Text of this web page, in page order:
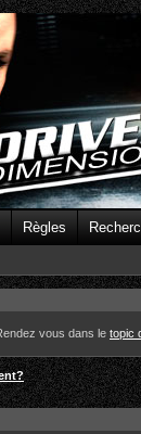
Règles
vous dans le topic